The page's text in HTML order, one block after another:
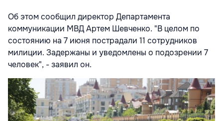
Об этом сообщил директор Департамента
коммуникации МВД Артем Шевченко. "В целом по
состоянию на 7 июня пострадали 11 сотрудников
милиции. Задержаны и уведомлены о подозрении 7
человек", - заявил он.